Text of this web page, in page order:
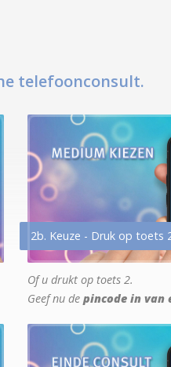
telefoonconsult.
2b. Keuze - Druk op toets
Of u drukt op toets 2.
Geef nu de pincode in van